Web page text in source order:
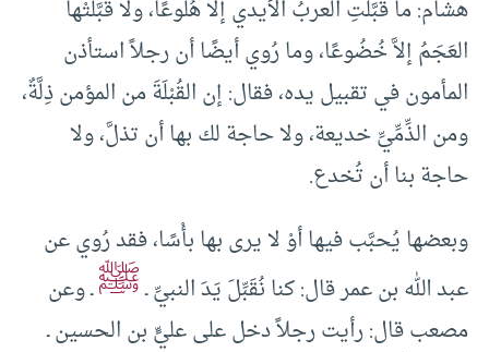
هشام: ما قبَّلتِ العربُ الأيدي إلا هُلُوعًا، ولا قبَّلتْها
العَجَمُ إلاَّ خُضُوعًا، وما رُوي أيضًا أن رجلاً استأذن
المأمون في تقبيل يده، فقال: إن القُبْلَةَ من المؤمن ذِلَّةٌ،
ومن الذِّمِّيِّ خديعة، ولا حاجة لك بها أن تذلَّ، ولا
حاجة بنا أن تُخدع.
وبعضها يُحبَّب فيها أوْ لا يرى بها بأْسًا، فقد رُوي عن
عبد الله بن عمر قال: كنا نُقَبِّلَ يَدَ النبيِّ ـﷺـ وعن
مصعب قال: رأيت رجلاً دخل على عليٍّ بن الحسين ـ